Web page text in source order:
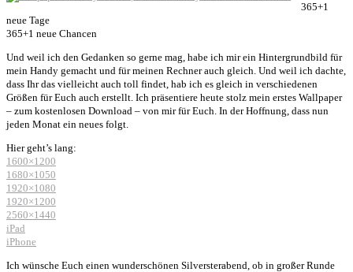
365+1
neue Tage
365+1 neue Chancen
Und weil ich den Gedanken so gerne mag, habe ich mir ein Hintergrundbild für
mein Handy gemacht und für meinen Rechner auch gleich. Und weil ich dachte,
dass Ihr das vielleicht auch toll findet, hab ich es gleich in verschiedenen
Größen für Euch auch erstellt. Ich präsentiere heute stolz mein erstes Wallpaper
– zum kostenlosen Download – von mir für Euch. In der Hoffnung, dass nun
jeden Monat ein neues folgt.
Hier geht’s lang:
1600×1200
1680×1050
1920×1080
1920×1200
2560×1440
iPad
iPhone
Ich wünsche Euch einen wunderschönen Silversterabend, ob in großer Runde